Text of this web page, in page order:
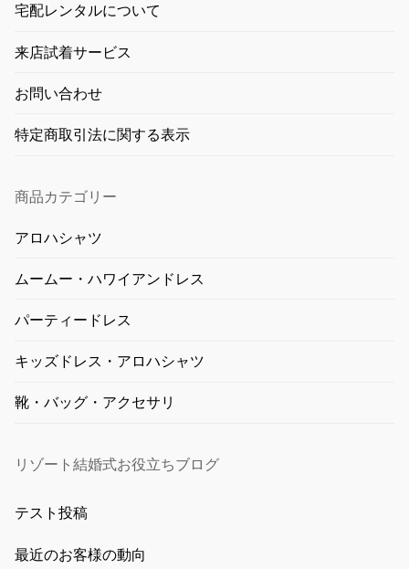
宅配レンタルについて
来店試着サービス
お問い合わせ
特定商取引法に関する表示
商品カテゴリー
アロハシャツ
ムームー・ハワイアンドレス
パーティードレス
キッズドレス・アロハシャツ
靴・バッグ・アクセサリ
リゾート結婚式お役立ちブログ
テスト投稿
最近のお客様の動向